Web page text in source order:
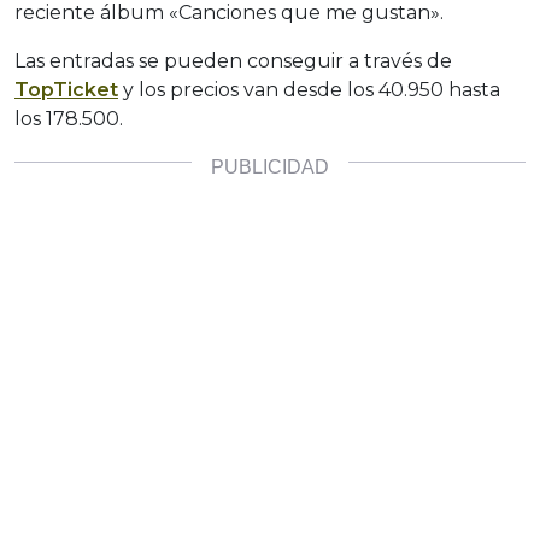
reciente álbum «Canciones que me gustan».
Las entradas se pueden conseguir a través de
TopTicket y los precios van desde los 40.950 hasta
los 178.500.